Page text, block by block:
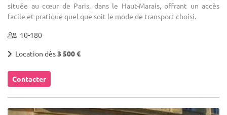
située au cœur de Paris, dans le Haut-Marais, offrant un accès
facile et pratique quel que soit le mode de transport choisi.
10-180
Location dès3 500 €
Contacter